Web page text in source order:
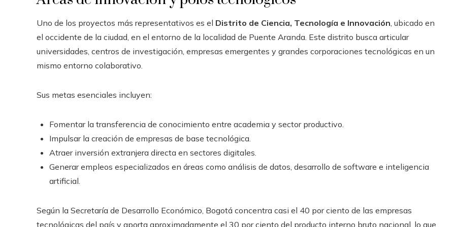
Uno de los proyectos más representativos es el Distrito de Ciencia, Tecnología e Innovación, ubicado en
el occidente de la ciudad, en el entorno de la localidad de Puente Aranda. Este distrito busca articular
universidades, centros de investigación, empresas emergentes y grandes corporaciones tecnológicas en un
mismo entorno colaborativo.
Sus metas esenciales incluyen:
Fomentar la transferencia de conocimiento entre academia y sector productivo.
Impulsar la creación de empresas de base tecnológica.
Atraer inversión extranjera directa en sectores digitales.
Generar empleos especializados en áreas como análisis de datos, desarrollo de software e inteligencia
artificial.
Según la Secretaría de Desarrollo Económico, Bogotá concentra casi el 40 por ciento de las empresas
tecnológicas del país y aporta aproximadamente el 30 por ciento del producto interno bruto nacional, lo que